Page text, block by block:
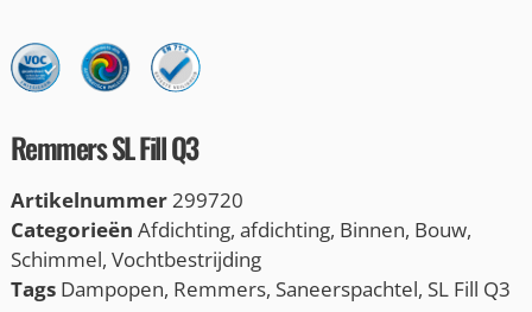
Remmers SL Fill Q3
Artikelnummer299720
Categorieën Afdichting, afdichting, Binnen, Bouw,
Schimmel, Vochtbestrijding
Tags Dampopen, Remmers, Saneerspachtel, SL Fill Q3